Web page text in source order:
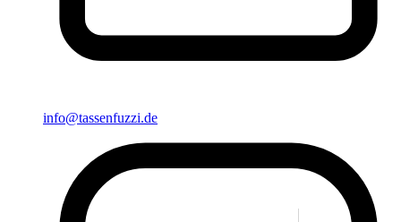
info@tassenfuzzi.de